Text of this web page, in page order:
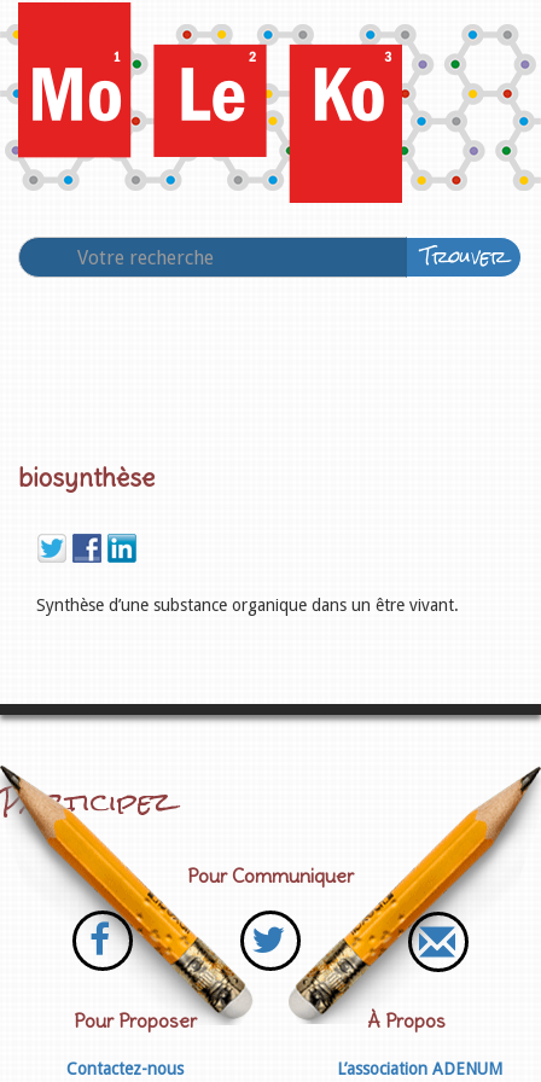
Trouver
biosynthèse
Synthèse d’une substance organique dans un être vivant.
Participez
Pour Communiquer
Pour Proposer
Contactez-nous
À Propos
L’association ADENUM